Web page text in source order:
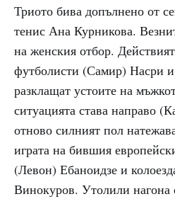
Триото бива допълнено от
тенис Ана Курникова.
на женския отбор.
футболисти (Самир) Насри
разклащат устоите на
ситуацията става направо
отново силният пол
играта на бившия
(Левон) Ебаноидзе и
Винокуров. Утолили нагона